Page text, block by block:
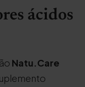
ácidos
Natu.Care